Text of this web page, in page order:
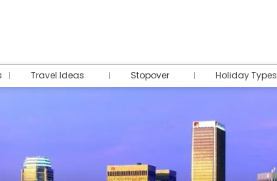
Travel Ideas Stopover Holiday Types